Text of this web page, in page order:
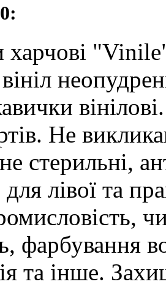
харчові
Не
стерильні,
лівої та
фарбування
та інше.